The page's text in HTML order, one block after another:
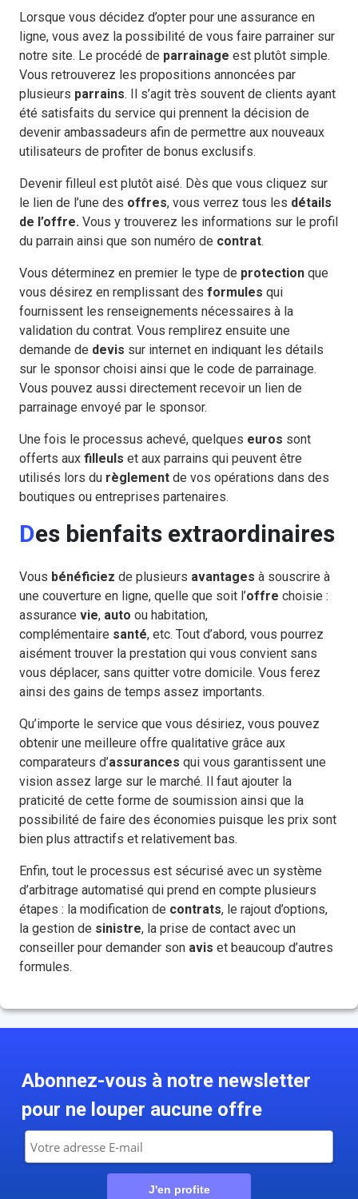
Lorsque vous décidez d’opter pour une assurance en
ligne, vous avez la possibilité de vous faire parrainer sur
notre site. Le procédé de parrainage est plutôt simple.
Vous retrouverez les propositions annoncées par
plusieurs parrains. Il s’agit très souvent de clients ayant
été satisfaits du service qui prennent la décision de
devenir ambassadeurs afin de permettre aux nouveaux
utilisateurs de profiter de bonus exclusifs.
Devenir filleul est plutôt aisé. Dès que vous cliquez sur
le lien de l’une des offres, vous verrez tous les détails
de l’offre. Vous y trouverez les informations sur le profil
du parrain ainsi que son numéro de contrat.
Vous déterminez en premier le type de protection que
vous désirez en remplissant des formules qui
fournissent les renseignements nécessaires à la
validation du contrat. Vous remplirez ensuite une
demande de devis sur internet en indiquant les détails
sur le sponsor choisi ainsi que le code de parrainage.
Vous pouvez aussi directement recevoir un lien de
parrainage envoyé par le sponsor.
Une fois le processus achevé, quelques euros sont
offerts aux filleuls et aux parrains qui peuvent être
utilisés lors du règlement de vos opérations dans des
boutiques ou entreprises partenaires.
Des bienfaits extraordinaires
Vous bénéficiez de plusieurs avantages à souscrire à
une couverture en ligne, quelle que soit l’offre choisie :
assurance vie, auto ou habitation,
complémentaire santé, etc. Tout d’abord, vous pourrez
aisément trouver la prestation qui vous convient sans
vous déplacer, sans quitter votre domicile. Vous ferez
ainsi des gains de temps assez importants.
Qu’importe le service que vous désiriez, vous pouvez
obtenir une meilleure offre qualitative grâce aux
comparateurs d’assurances qui vous garantissent une
vision assez large sur le marché. Il faut ajouter la
praticité de cette forme de soumission ainsi que la
possibilité de faire des économies puisque les prix sont
bien plus attractifs et relativement bas.
Enfin, tout le processus est sécurisé avec un système
d’arbitrage automatisé qui prend en compte plusieurs
étapes : la modification de contrats, le rajout d’options,
la gestion de sinistre, la prise de contact avec un
conseiller pour demander son avis et beaucoup d’autres
formules.
Abonnez-vous à notre newsletter
pour ne louper aucune offre